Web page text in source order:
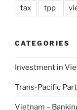
tax tpp
CATEGORIES
Investment in
Trans-Pacific
Vietnam –